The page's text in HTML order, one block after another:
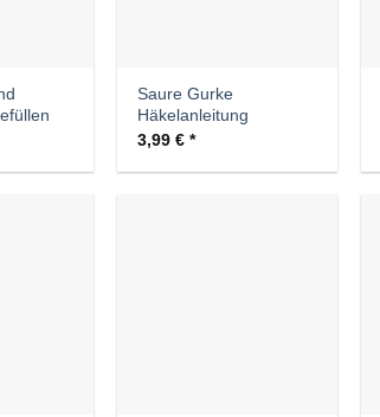
Saure Gurke
Häkelanleitung
3,99€